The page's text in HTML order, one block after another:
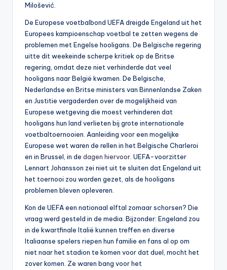
Milošević.
De Europese voetbalbond UEFA dreigde Engeland uit het
Europees kampioenschap voetbal te zetten wegens de
problemen met Engelse hooligans. De Belgische regering
uitte dit weekeinde scherpe kritiek op de Britse
regering, omdat deze niet verhinderde dat veel
hooligans naar België kwamen. De Belgische,
Nederlandse en Britse ministers van Binnenlandse Zaken
en Justitie vergaderden over de mogelijkheid van
Europese wetgeving die moest verhinderen dat
hooligans hun land verlieten bij grote internationale
voetbaltoernooien. Aanleiding voor een mogelijke
Europese wet waren de rellen in het Belgische Charleroi
en in Brussel, in de dagen hiervoor . UEFA-voorzitter
Lennart Johansson zei niet uit te sluiten dat Engeland uit
het toernooi zou worden gezet, als de hooligans
problemen bleven opleveren.
Kon de UEFA een nationaal elftal zomaar schorsen? Die
vraag werd gesteld in de media. Bijzonder: Engeland zou
in de kwartfinale Italië kunnen treffen en diverse
Italiaanse spelers riepen hun familie en fans al op om
niet naar het stadion te komen voor dat duel, mocht het
zover komen. Ze waren bang voor het